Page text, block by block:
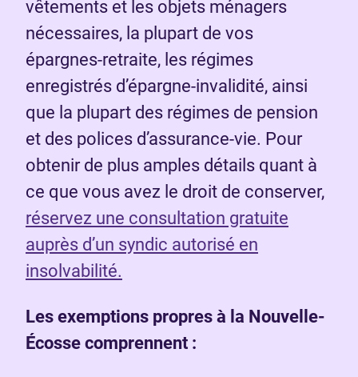
vêtements et les objets ménagers
nécessaires, la plupart de vos
épargnes-retraite, les régimes
enregistrés d’épargne-invalidité, ainsi
que la plupart des régimes de pension
et des polices d’assurance-vie. Pour
obtenir de plus amples détails quant à
ce que vous avez le droit de conserver,
réservez une consultation gratuite
auprès d’un syndic autorisé en
insolvabilité.
Les exemptions propres à la Nouvelle-
Écosse comprennent :